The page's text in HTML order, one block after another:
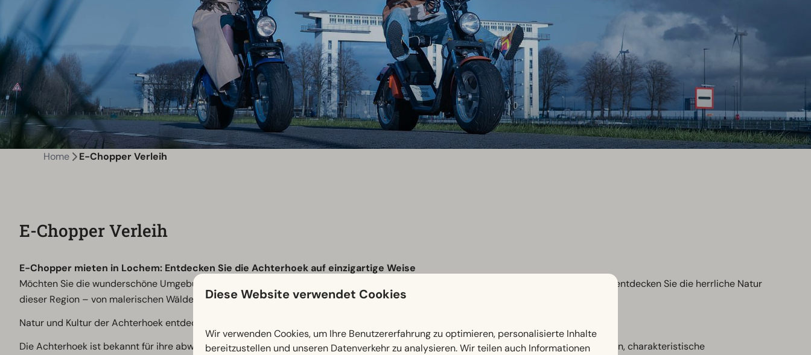
Home E-Chopper Verleih
E-Chopper Verleih
E-Chopper mieten in Lochem: Entdecken Sie die Achterhoek auf einzigartige Weise
Möchten Sie die wunderschöne Umgebung von Lochem erkunden? Dann sind Sie hier genau richtig! Vom EuroParcs De Achterhoek aus entdecken Sie die herrliche Natur
dieser Region – von malerischen Wäldern bis hin zu historischen Bauernhöfen.
Natur und Kultur der Achterhoek entdecken
Die Achterhoek ist bekannt für ihre abwechslungsreiche Landschaft. Während Ihrer Fahrt mit dem E-Chopper genießen Sie weite Wiesen, charakteristische
Diese Website verwendet Cookies
Wir verwenden Cookies, um Ihre Benutzererfahrung zu optimieren, personalisierte Inhalte
bereitzustellen und unseren Datenverkehr zu analysieren. Wir teilen auch Informationen